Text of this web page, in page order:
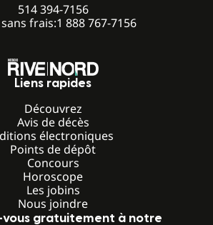
514 394-7156
frais:1 888 767-7156
Liens rapides
Découvrez
Avis de décès
électroniques
Points de dépôt
Concours
Horoscope
Les jobins
Nous joindre
vous gratuitement à notre